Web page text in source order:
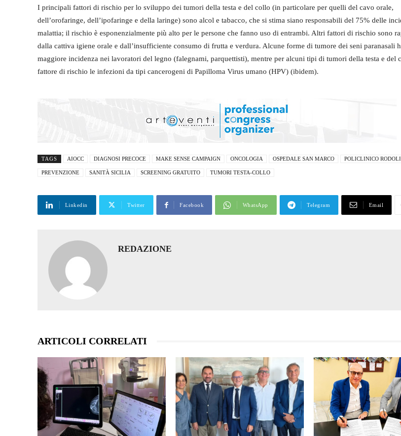
I principali fattori di rischio per lo sviluppo dei tumori della testa e del collo (in particolare per quelli del cavo orale,
dell’orofaringe, dell’ipofaringe e della laringe) sono alcol e tabacco, che si stima siano responsabili del 75% delle
malattia; il rischio è esponenzialmente più alto per le persone che fanno uso di entrambi. Altri fattori di rischio sono
dalla cattiva igiene orale e dall’insufficiente consumo di frutta e verdura. Alcune forme di tumore dei seni paranasali
maggiore incidenza nei lavoratori del legno (falegnami, parquettisti), mentre per alcuni tipi di tumori della testa e del
fattore di rischio le infezioni da tipi cancerogeni di Papilloma Virus umano (HPV) (ibidem).
TAGS AIOCC DIAGNOSI PRECOCE MAKE SENSE CAMPAIGN ONCOLOGIA OSPEDALE SAN MARCO POLICLINICO
PREVENZIONE SANITÀ SICILIA SCREENING GRATUITO TUMORI TESTA-COLLO
Linkedin Twitter Facebook WhatsApp Telegram Email
REDAZIONE
ARTICOLI CORRELATI